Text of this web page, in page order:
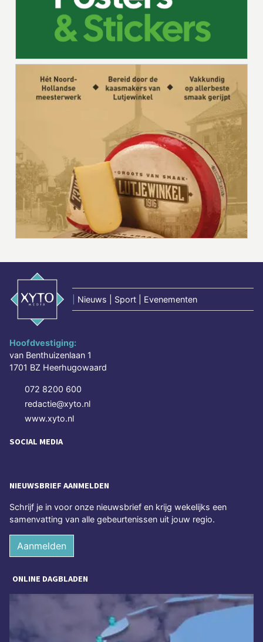
Nieuws | Sport | Evenementen
Hoofdvestiging:
van Benthuizenlaan 1
1701 BZ Heerhugowaard
072 8200 600
redactie@xyto.nl
www.xyto.nl
SOCIAL MEDIA
NIEUWSBRIEF AANMELDEN
Schrijf je in voor onze nieuwsbrief en krijg wekelijks een
samenvatting van alle gebeurtenissen uit jouw regio.
Aanmelden
ONLINE DAGBLADEN